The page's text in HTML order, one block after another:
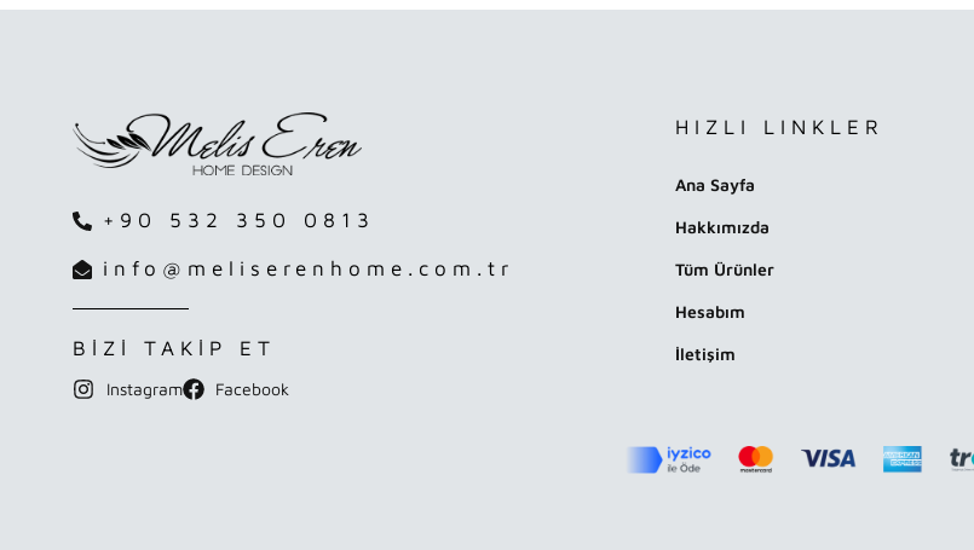
+90 532 350 0813
info@meliserenhome.com.tr
BİZİ TAKİP ET
Instagram Facebook
HIZLI LINKLER
Ana Sayfa
Hakkımızda
Tüm Ürünler
Hesabım
İletişim